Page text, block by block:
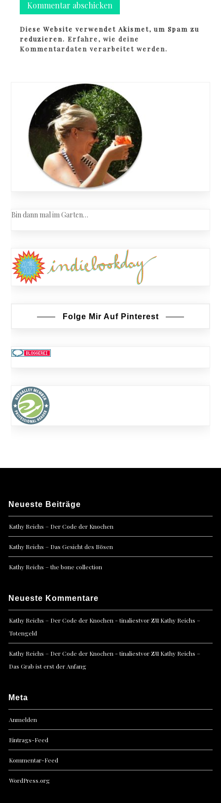
Diese Website verwendet Akismet, um Spam zu
reduzieren.Erfahre, wie deine
Kommentardaten verarbeitet werden.
Bin dann mal im Garten…
Folge Mir Auf Pinterest
Neueste Beiträge
Kathy Reichs – Der Code der Knochen
Kathy Reichs – Das Gesicht des Bösen
Kathy Reichs – the bone collection
Neueste Kommentare
Kathy Reichs – Der Code der Knochen - tinaliestvorzu Kathy Reichs –
Totengeld
Kathy Reichs – Der Code der Knochen - tinaliestvorzu Kathy Reichs –
Das Grab ist erst der Anfang
Meta
Anmelden
Eintrags-Feed
Kommentar-Feed
WordPress.org